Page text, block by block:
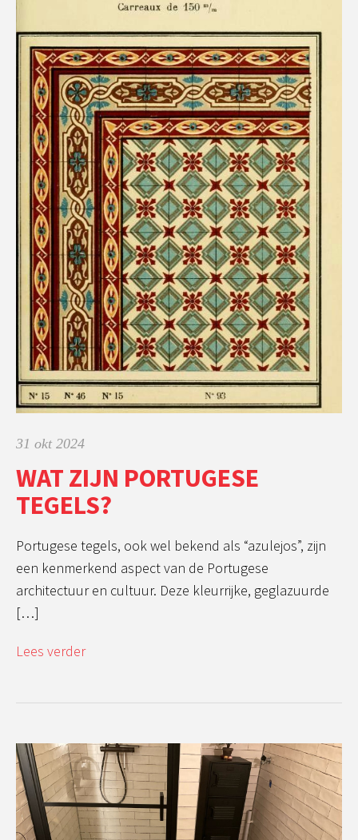
31 okt 2024
WAT ZIJN PORTUGESE
TEGELS?
Portugese tegels, ook wel bekend als “azulejos”, zijn
een kenmerkend aspect van de Portugese
architectuur en cultuur. Deze kleurrijke, geglazuurde
[…]
Lees verder